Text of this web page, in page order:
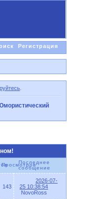
Регистрация
.
Просмотров
Последнее
сообщение
143
2026-07-
25 10:38:54
NovoRoss